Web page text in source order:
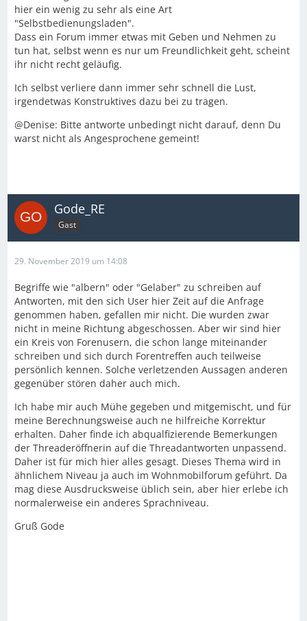
hier ein wenig zu sehr als eine Art
"Selbstbedienungsladen".
Dass ein Forum immer etwas mit Geben und Nehmen zu
tun hat, selbst wenn es nur um Freundlichkeit geht, scheint
ihr nicht recht geläufig.
Ich selbst verliere dann immer sehr schnell die Lust,
irgendetwas Konstruktives dazu bei zu tragen.
@Denise: Bitte antworte unbedingt nicht darauf, denn Du
warst nicht als Angesprochene gemeint!
Gode_RE
Gast
29. November 2019 um 14:08
Begriffe wie "albern" oder "Gelaber" zu schreiben auf
Antworten, mit den sich User hier Zeit auf die Anfrage
genommen haben, gefallen mir nicht. Die wurden zwar
nicht in meine Richtung abgeschossen. Aber wir sind hier
ein Kreis von Forenusern, die schon lange miteinander
schreiben und sich durch Forentreffen auch teilweise
persönlich kennen. Solche verletzenden Aussagen anderen
gegenüber stören daher auch mich.
Ich habe mir auch Mühe gegeben und mitgemischt, und für
meine Berechnungsweise auch ne hilfreiche Korrektur
erhalten. Daher finde ich abqualfizierende Bemerkungen
der Threaderöffnerin auf die Threadantworten unpassend.
Daher ist für mich hier alles gesagt. Dieses Thema wird in
ähnlichem Niveau ja auch im Wohnmobilforum geführt. Da
mag diese Ausdrucksweise üblich sein, aber hier erlebe ich
normalerweise ein anderes Sprachniveau.
Gruß Gode